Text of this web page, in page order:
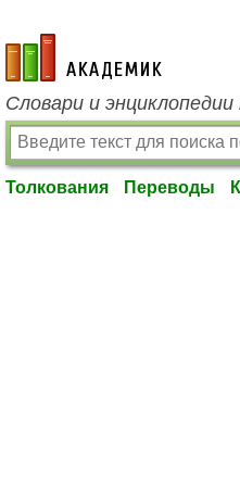
academic.ru
Словари и
Толкования Переводы